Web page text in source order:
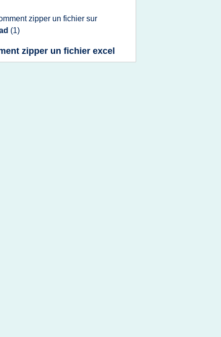
zipper un fichier sur
(1)
zipper un fichier excel